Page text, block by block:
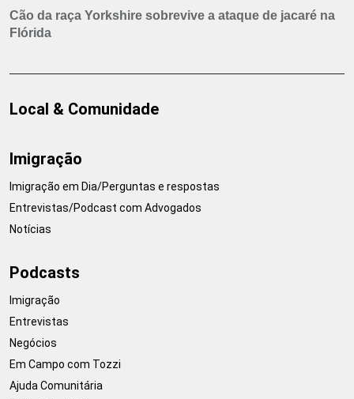
Cão da raça Yorkshire sobrevive a ataque de jacaré na
Flórida
Local & Comunidade
Imigração
Imigração em Dia/Perguntas e respostas
Entrevistas/Podcast com Advogados
Notícias
Podcasts
Imigração
Entrevistas
Negócios
Em Campo com Tozzi
Ajuda Comunitária